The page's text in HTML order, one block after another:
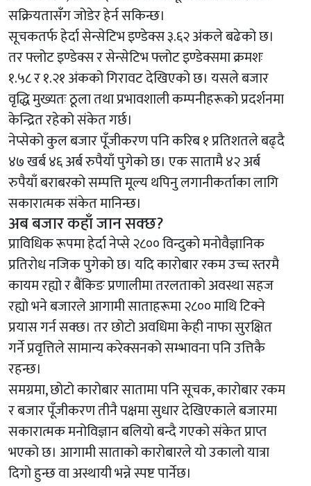
सक्रियतासँग जोडेर हेर्न सकिन्छ।
सूचकतर्फ हेर्दा सेन्सेटिभ इण्डेक्स ३.६२ अंकले बढेको छ।
तर फ्लोट इण्डेक्स र सेन्सेटिभ फ्लोट इण्डेक्समा क्रमशः
१.५८ र १.२१ अंकको गिरावट देखिएको छ। यसले बजार
वृद्धि मुख्यतः ठूला तथा प्रभावशाली कम्पनीहरूको प्रदर्शनमा
केन्द्रित रहेको संकेत गर्छ।
नेप्सेको कुल बजार पूँजीकरण पनि करिब १ प्रतिशतले बढ्दै
४७ खर्ब ४६ अर्ब रुपैयाँ पुगेको छ। एक सातामै ४२ अर्ब
रुपैयाँ बराबरको सम्पत्ति मूल्य थपिनु लगानीकर्ताका लागि
सकारात्मक संकेत मानिन्छ।
अब बजार कहाँ जान सक्छ?
प्राविधिक रूपमा हेर्दा नेप्से २८०० विन्दुको मनोवैज्ञानिक
प्रतिरोध नजिक पुगेको छ। यदि कारोबार रकम उच्च स्तरमै
कायम रह्यो र बैंकिङ प्रणालीमा तरलताको अवस्था सहज
रह्यो भने बजारले आगामी साताहरूमा २८०० माथि टिक्ने
प्रयास गर्न सक्छ। तर छोटो अवधिमा केही नाफा सुरक्षित
गर्ने प्रवृत्तिले सामान्य करेक्सनको सम्भावना पनि उत्तिकै
रहन्छ।
समग्रमा, छोटो कारोबार सातामा पनि सूचक, कारोबार रकम
र बजार पूँजीकरण तीनै पक्षमा सुधार देखिएकाले बजारमा
सकारात्मक मनोविज्ञान बलियो बन्दै गएको संकेत प्राप्त
भएको छ। आगामी साताको कारोबारले यो उकालो यात्रा
दिगो हुन्छ वा अस्थायी भन्ने स्पष्ट पार्नेछ।